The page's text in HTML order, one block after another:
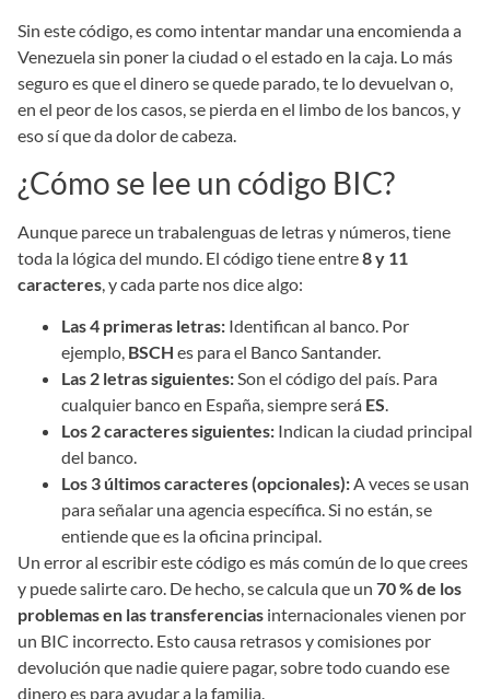
Sin este código, es como intentar mandar una encomienda a
Venezuela sin poner la ciudad o el estado en la caja. Lo más
seguro es que el dinero se quede parado, te lo devuelvan o,
en el peor de los casos, se pierda en el limbo de los bancos, y
eso sí que da dolor de cabeza.
¿Cómo se lee un código BIC?
Aunque parece un trabalenguas de letras y números, tiene
toda la lógica del mundo. El código tiene entre8 y 11
caracteres , y cada parte nos dice algo:
Las 4 primeras letras: Identifican al banco. Por
ejemplo, BSCH es para el Banco Santander.
Las 2 letras siguientes:Son el código del país. Para
cualquier banco en España, siempre será ES.
Los 2 caracteres siguientes: Indican la ciudad principal
del banco.
Los 3 últimos caracteres (opcionales):A veces se usan
para señalar una agencia específica. Si no están, se
entiende que es la oficina principal.
Un error al escribir este código es más común de lo que crees
y puede salirte caro. De hecho, se calcula que un 70 % de los
problemas en las transferencias internacionales vienen por
un BIC incorrecto. Esto causa retrasos y comisiones por
devolución que nadie quiere pagar, sobre todo cuando ese
dinero es para ayudar a la familia.